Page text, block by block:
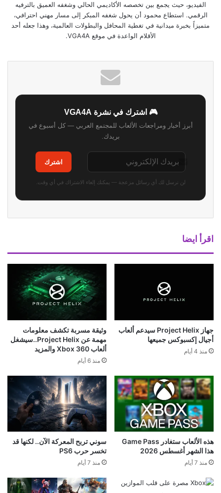
الفيديو، حيث يجمع بين تخصصه الأكاديمي الحالي وشغفه العميق بالترفيه
الرقمي. استطاع محمود أن يحول شغفه المبكر إلى مسار مهني احترافي،
متميزاً بخبرة ميدانية في تغطية المحافل والبطولات العالمية، وهذا جعله أحد
الأقلام الواعدة في موقع VGA4A.
🎮 اشترك في نشرة VGA4A
أبرز أخبار ومراجعات الألعاب للمجتمع العربي — كل أسبوع في
بريدك.
اشترك
لن نرسل لك أي رسائل مزعجة — يمكنك إلغاء الاشتراك في أي وقت.
اقرأ ايضا
جهاز Project Helix سيدعم ألعاب
أجيال إكسبوكس جميعها
منذ 4 أيام
وثيقة مسربة تكشف معلومات
مهمة عن Project Helix..سيشغل
ألعاب Xbox 360 والمزيد
منذ 6 أيام
هذه الألعاب ستغادر Game Pass
هذا الشهر أغسطس 2026
منذ 7 أيام
سوني تربح المعركة الآن.. لكنها قد
تخسر حرب PS6
منذ 7 أيام